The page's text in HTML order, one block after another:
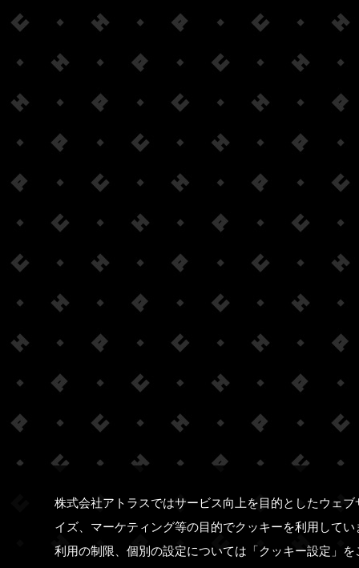
株式会社アトラスではサービス向上を目的としたウェ
イズ、マーケティング等の目的でクッキーを利用して
利用の制限、個別の設定については「クッキー設定」